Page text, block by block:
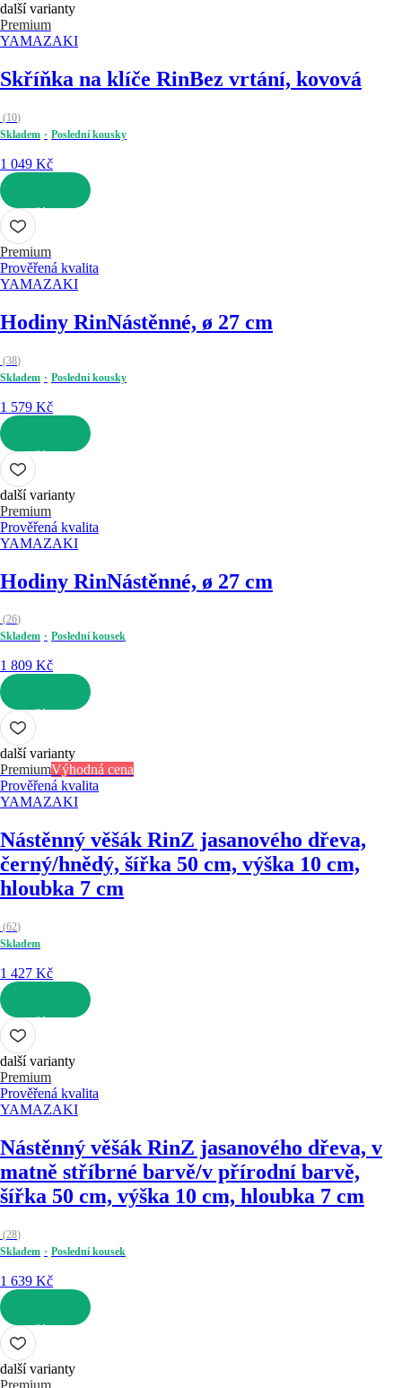
další varianty
Premium
YAMAZAKI
Skříňka na klíče RinBez vrtání, kovová
(10)
Skladem
Poslední kousky
1 049 Kč
DO KOŠÍKU
Premium
Prověřená kvalita
YAMAZAKI
Hodiny RinNástěnné, ø 27 cm
(38)
Skladem
Poslední kousky
1 579 Kč
DO KOŠÍKU
další varianty
Premium
Prověřená kvalita
YAMAZAKI
Hodiny RinNástěnné, ø 27 cm
(26)
Skladem
Poslední kousek
1 809 Kč
DO KOŠÍKU
další varianty
PremiumVýhodná cena
Prověřená kvalita
YAMAZAKI
Nástěnný věšák RinZ jasanového dřeva,
černý/hnědý, šířka 50 cm, výška 10 cm,
hloubka 7 cm
(62)
Skladem
1 427 Kč
DO KOŠÍKU
další varianty
Premium
Prověřená kvalita
YAMAZAKI
Nástěnný věšák RinZ jasanového dřeva, v
matně stříbrné barvě/v přírodní barvě,
šířka 50 cm, výška 10 cm, hloubka 7 cm
(28)
Skladem
Poslední kousek
1 639 Kč
DO KOŠÍKU
další varianty
Premium